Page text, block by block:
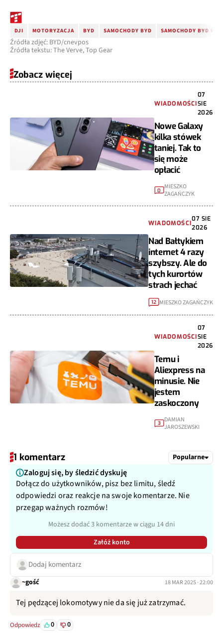
DJI MOTORYZACJA BYD SAMOCHODY BYD SAMOCHODY BYD W
Źródła zdjęć: BYD/cnevpos
Źródła tekstu: The Verve, Top Gear
Zobacz więcej
WIADOMOŚCI
07
SIE
2026
Nowe Galaxy
kilka stówek
taniej. Tak to
się może
opłacić
0 MIESZKO
ZAGAŃCZYK
WIADOMOŚCI
07 SIE
2026
Nad Bałtykiem
internet 4 razy
szybszy. Ale do
tych kurortów
strach jechać
12 MIESZKO ZAGAŃCZYK
WIADOMOŚCI
07
SIE
2026
Temu i
Aliexpress na
minusie. Nie
jestem
zaskoczony
3 DAMIAN
JAROSZEWSKI
1 komentarz Popularne
Zaloguj się, by śledzić dyskuję
Dołącz do użytkowników, pisz bez limitu, śledź
odpowiedzi oraz reakcje na swoje komentarze. Nie
przegap ważnych rozmów!
Możesz dodać 3 komentarze w ciągu 14 dni
Załóż konto
Dodaj komentarz
~gość 18 MAR 2025 · 22:00
Tej pędzącej lokomotywy nie da się już zatrzymać.
Odpowiedz 0 0